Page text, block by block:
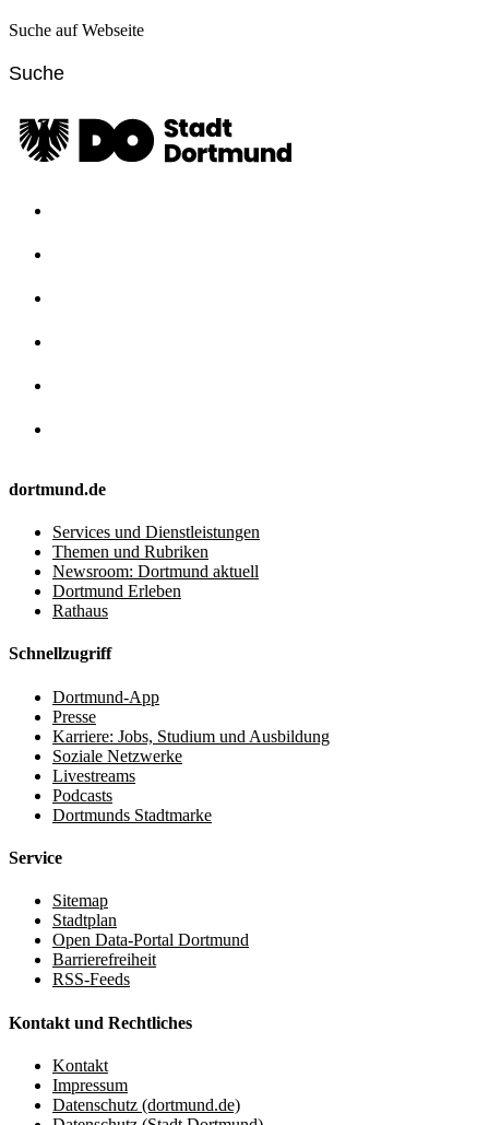
Suche auf Webseite
dortmund.de
Services und Dienstleistungen
Themen und Rubriken
Newsroom: Dortmund aktuell
Dortmund Erleben
Rathaus
Schnellzugriff
Dortmund-App
Presse
Karriere: Jobs, Studium und Ausbildung
Soziale Netzwerke
Livestreams
Podcasts
Dortmunds Stadtmarke
Service
Sitemap
Stadtplan
Open Data-Portal Dortmund
Barrierefreiheit
RSS-Feeds
Kontakt und Rechtliches
Kontakt
Impressum
Datenschutz (dortmund.de)